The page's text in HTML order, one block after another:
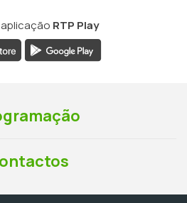
RTP Play